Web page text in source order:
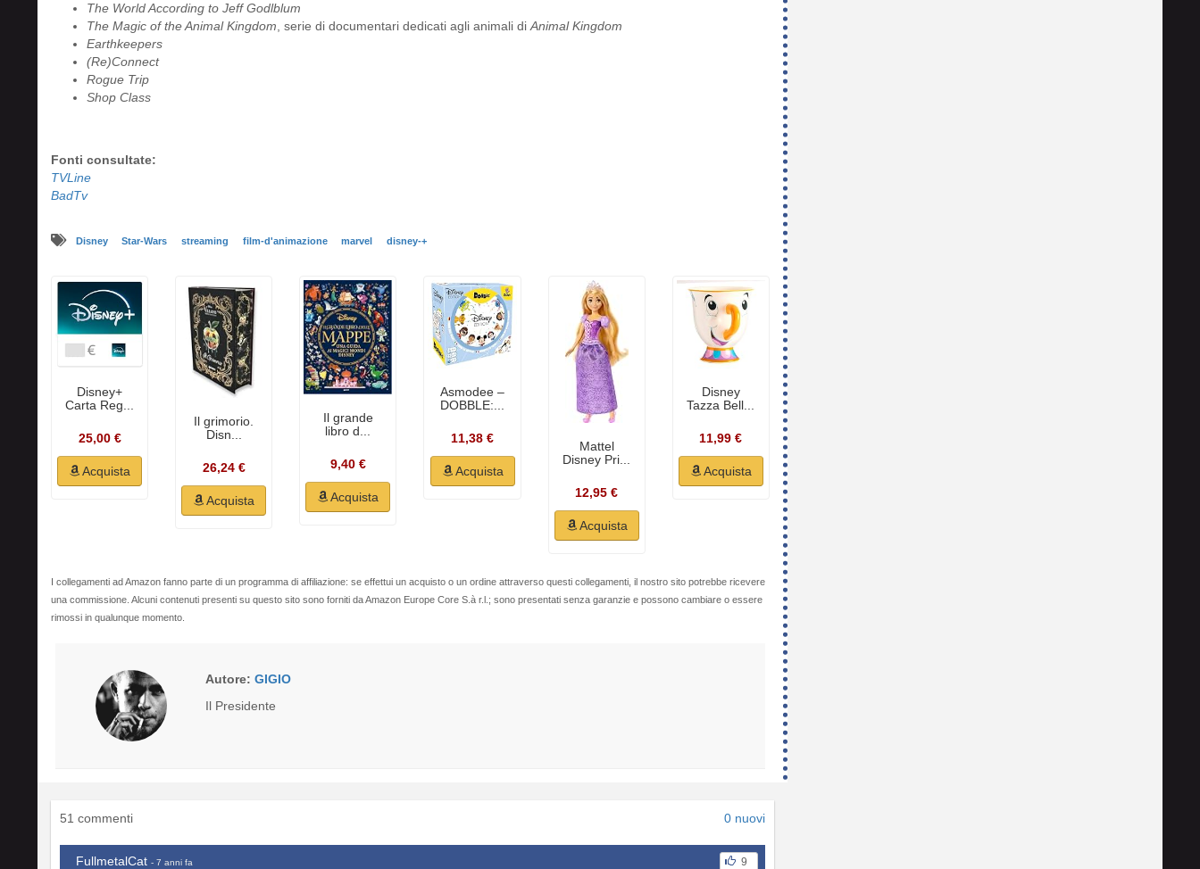
The World According to Jeff Godlblum
The Magic of the Animal Kingdom , serie di documentari dedicati agli animali di Animal Kingdom
Earthkeepers
(Re)Connect
Rogue Trip
Shop Class
Fonti consultate:
TVLine
BadTv
Disney Star-Wars streaming film-d'animazione marvel disney-+
Disney+
Carta Reg...
25,00 €
Acquista
Il grimorio.
Disn...
26,24 €
Acquista
Il grande
libro d...
9,40 €
Acquista
Asmodee –
DOBBLE:...
11,38 €
Acquista
Mattel
Disney Pri...
12,95 €
Acquista
Disney
Tazza Bell...
11,99 €
Acquista
I collegamenti ad Amazon fanno parte di un programma di affiliazione: se effettui un acquisto o un ordine attraverso questi collegamenti, il nostro sito potrebbe ricevere
una commissione. Alcuni contenuti presenti su questo sito sono forniti da Amazon Europe Core S.à r.l.; sono presentati senza garanzie e possono cambiare o essere
rimossi in qualunque momento.
Autore: GIGIO
Il Presidente
51 commenti 0 nuovi
FullmetalCat - 7 anni fa 9